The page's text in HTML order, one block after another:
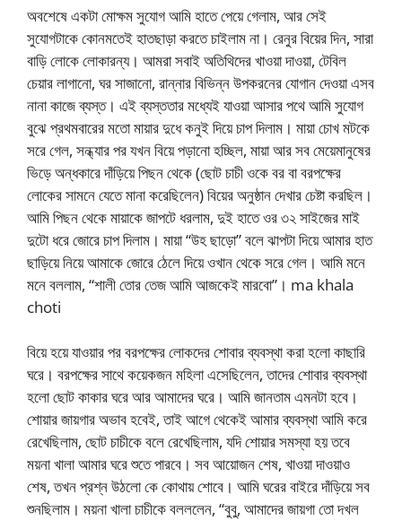
অবশেষে একটা মোক্ষম সুযোগ আমি হাতে পেয়ে গেলাম, আর সেই
সুযোগটাকে কোনমতেই হাতছাড়া করতে চাইলাম না। রেনুর বিয়ের দিন, সারা
বাড়ি লোকে লোকারন্য। আমরা সবাই অতিথিদের খাওয়া দাওয়া, টেবিল
চেয়ার লাগানো, ঘর সাজানো, রান্নার বিভিন্ন উপকরনের যোগান দেওয়া এসব
নানা কাজে ব্যস্ত। এই ব্যস্ততার মধ্যেই যাওয়া আসার পথে আমি সুযোগ
বুঝে প্রথমবারের মতো মায়ার দুধে কনুই দিয়ে চাপ দিলাম। মায়া চোখ মটকে
সরে গেল, সন্ধ্যার পর যখন বিয়ে পড়ানো হচ্ছিল, মায়া আর সব মেয়েমানুষের
ভিড়ে অন্ধকারে দাঁড়িয়ে পিছন থেকে (ছোট চাচী ওকে বর বা বরপক্ষের
লোকের সামনে যেতে মানা করেছিলেন) বিয়ের অনুষ্ঠান দেখার চেষ্টা করছিল।
আমি পিছন থেকে মায়াকে জাপটে ধরলাম, দুই হাতে ওর ৩২ সাইজের মাই
দুটো ধরে জোরে চাপ দিলাম। মায়া “উহ ছাড়ো” বলে ঝাপটা দিয়ে আমার হাত
ছাড়িয়ে নিয়ে আমাকে জোরে ঠেলে দিয়ে ওখান থেকে সরে গেল। আমি মনে
মনে বললাম, “শালী তোর তেজ আমি আজকেই মারবো”। ma khala
choti
বিয়ে হয়ে যাওয়ার পর বরপক্ষের লোকদের শোবার ব্যবস্থা করা হলো কাছারি
ঘরে। বরপক্ষের সাথে কয়েকজন মহিলা এসেছিলেন, তাদের শোবার ব্যবস্থা
হলো ছোট কাকার ঘরে আর আমাদের ঘরে। আমি জানতাম এমনটা হবে।
শোয়ার জায়গার অভাব হবেই, তাই আগে থেকেই আমার ব্যবস্থা আমি করে
রেখেছিলাম, ছোট চাচীকে বলে রেখেছিলাম, যদি শোয়ার সমস্যা হয় তবে
ময়না খালা আমার ঘরে শুতে পারবে। সব আয়োজন শেষ, খাওয়া দাওয়াও
শেষ, তখন প্রশ্ন উঠলো কে কোথায় শোবে। আমি ঘরের বাইরে দাঁড়িয়ে সব
শুনছিলাম। ময়না খালা চাচীকে বলললেন, “বুবু, আমাদের জায়গা তো দখল